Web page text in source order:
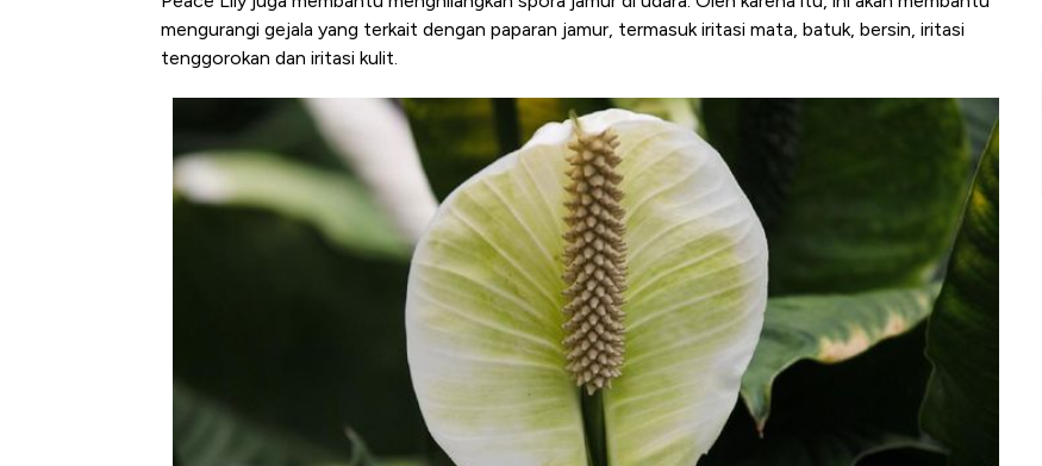
mengurangi gejala yang terkait dengan paparan jamur, termasuk iritasi mata, batuk, bersin, iritasi
tenggorokan dan iritasi kulit.
Ini Kekuatan Uang Embraer Kuasai
Langit Dunia, Pembunuh Boeing-Airbus?